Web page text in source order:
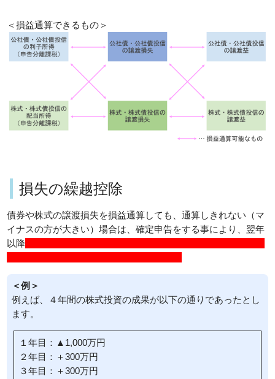
＜損益通算できるもの＞
損失の繰越控除
債券や株式の譲渡損失を損益通算しても、通算しきれない（マ
イナスの方が大きい）場合は、確定申告をする事により、翌年
以降
＜例＞
例えば、４年間の株式投資の成果が以下の通りであったとし
ます。
１年目：▲1,000万円
２年目：＋300万円
３年目：＋300万円